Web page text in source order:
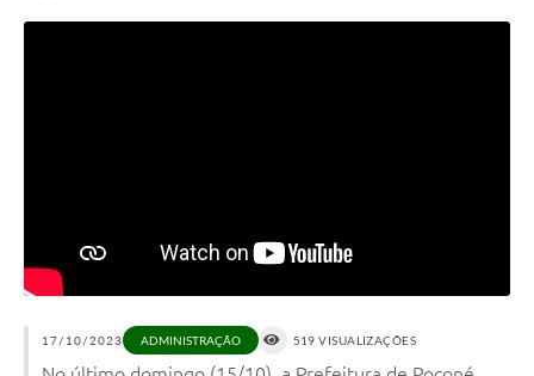
17/10/2023 ADMINISTRAÇÃO 519 VISUALIZAÇÕES